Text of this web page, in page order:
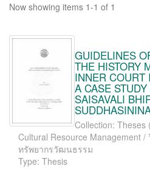
Now showing items 1-1 of 1
GUIDELINES
THE HISTORY
INNER COURT
A CASE
SAISAVALI
Collection: Theses
Cultural Resource Management
ทรัพยากรวัฒนธรรม
Type: Thesis